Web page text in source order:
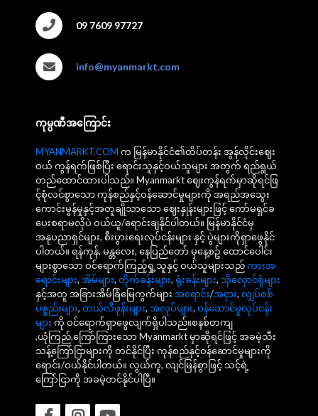
09 7609 97727
info@myanmarkt.com
ကုမ္ပဏီအကြောင်း
MYANMARKT.COM က မြန်မာနိုင်ငံ၏ထိပ်တန်း အွန်လိုင်းဈေး
ဝယ် ကွန်ရက်ဖြစ်ပြီး ရောင်းသူနှင့်ဝယ်သူများ အတွက် ရည်ရွယ်
တည်ထောင်ထားပါသည်။ Myanmarkt ဈေးကွန်ရက်မှာဆိုရင်ဖြ
င့်စုံလင်စွာသော ကုန်စည်နှင့်ဝန်ဆောင်မှုများကို အရည်အသွေး
ကောင်းမွန်မှုနှင့်အတူချိုသာသော ဈေးနှုန်းများဖြင့် ကော်မရှင်ခ
ပေးစရာမလိုပဲ ဝယ်ယူ/ရောင်းချနိုင်ပါတယ်။ မြန်မာနိုင်ငံမှ
အနုပညာရှင်များ, စီးပွားရေးလုပ်ငန်းများ နှင့် ပွဲများကိုရှာဖွေနိုင်
ပါတယ်။ ရန်ကုန်, မန္တလေး, နေပြည်တော် မှနေ့စဥ် ထောင်ပေါင်း
များစွာသော ဝင်ရောက်ကြည့်ရှု့သူနှင့် ဝယ်သူများသည်ကားအ
ရောင်းများ, အိမ်များ, တိုက်ခန်းများ, ရုံးခန်းများ, သိုလှောင်ရုံများ
နှင့်အတူ အခြားအိမ်ခြံမြေကွက်များ အရောင်း/အငှား, လျှပ်စစ်
ပစ္စည်းများ, တယ်လီဖုန်းများ, အလုပ်များ, ဝန်ဆောင်မှုလုပ်ငန်း
များ ကို ဝင်ရောက်ရှာဖွေလျက်ရှိပါသည်။စနစ်တကျ
,ယုံကြည်,ကြော်ကြားသော Myanmarkt မှာဆိုရင်ဖြင့် အခမဲ့သီး
သန့်ကြော်ငြာများကို တင်နိုင်ပြီး ကုန်စည်နှင့်ဝန်ဆောင်မှုများကို
ရောင်း/ဝယ်နိုင်ပါတယ်။ လွယ်ကူ, လျင်မြန်စွာဖြင့် သင့်ရဲ့
ကြော်ငြာကို အခမဲ့တင်နိုင်ပါပြီ။